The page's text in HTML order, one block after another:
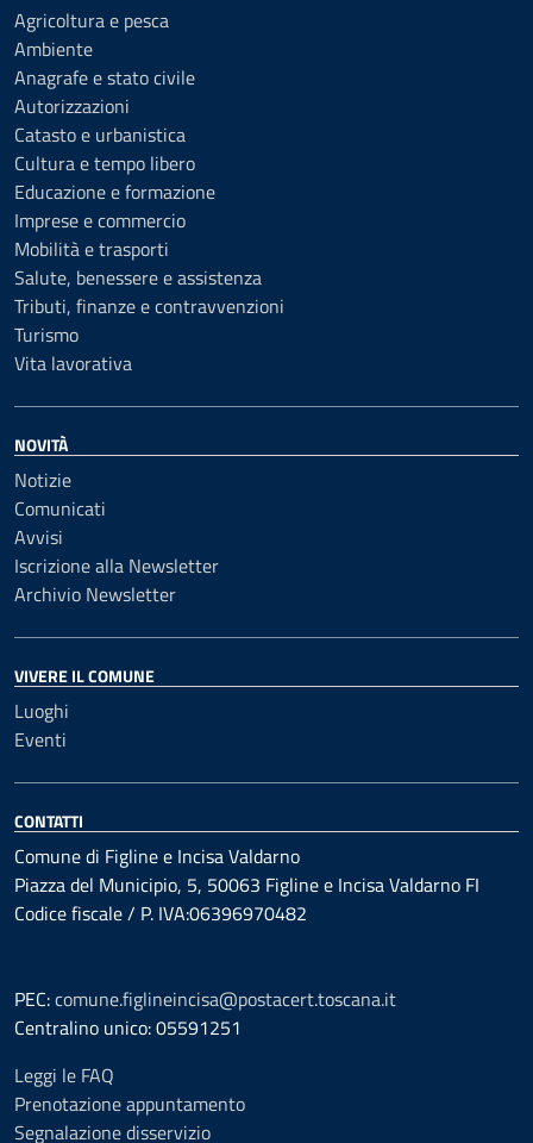
Agricoltura e pesca
Ambiente
Anagrafe e stato civile
Autorizzazioni
Catasto e urbanistica
Cultura e tempo libero
Educazione e formazione
Imprese e commercio
Mobilità e trasporti
Salute, benessere e assistenza
Tributi, finanze e contravvenzioni
Turismo
Vita lavorativa
NOVITÀ
Notizie
Comunicati
Avvisi
Iscrizione alla Newsletter
Archivio Newsletter
VIVERE IL COMUNE
Luoghi
Eventi
CONTATTI
Comune di Figline e Incisa Valdarno
Piazza del Municipio, 5, 50063 Figline e Incisa Valdarno FI
Codice fiscale / P. IVA:06396970482
PEC:comune.figlineincisa@postacert.toscana.it
Centralino unico: 05591251
Leggi le FAQ
Prenotazione appuntamento
Segnalazione disservizio